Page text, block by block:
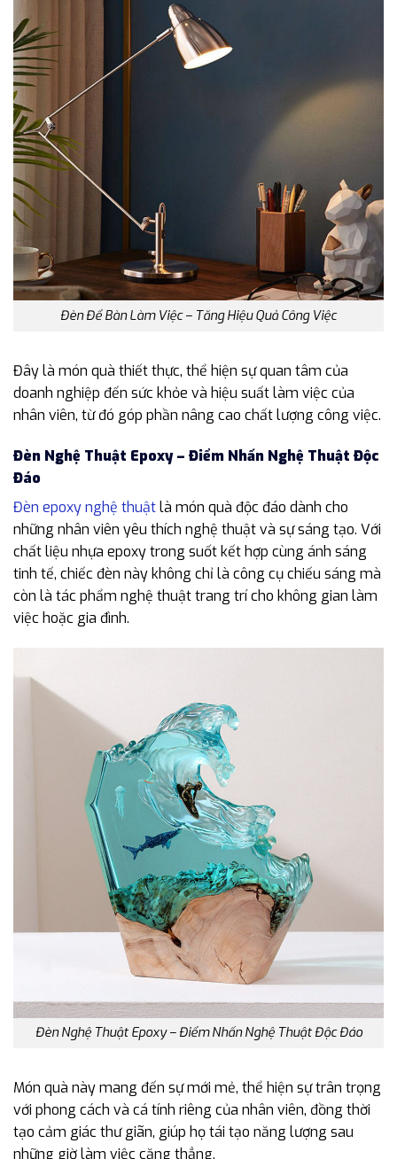
Đèn Để Bàn Làm Việc – Tăng Hiệu Quả Công Việc
Đây là món quà thiết thực, thể hiện sự quan tâm của
doanh nghiệp đến sức khỏe và hiệu suất làm việc của
nhân viên, từ đó góp phần nâng cao chất lượng công việc.
Đèn Nghệ Thuật Epoxy – Điểm Nhấn Nghệ Thuật Độc
Đáo
Đèn epoxy nghệ thuậtlà món quà độc đáo dành cho
những nhân viên yêu thích nghệ thuật và sự sáng tạo. Với
chất liệu nhựa epoxy trong suốt kết hợp cùng ánh sáng
tinh tế, chiếc đèn này không chỉ là công cụ chiếu sáng mà
còn là tác phẩm nghệ thuật trang trí cho không gian làm
việc hoặc gia đình.
Đèn Nghệ Thuật Epoxy – Điểm Nhấn Nghệ Thuật Độc Đáo
Món quà này mang đến sự mới mẻ, thể hiện sự trân trọng
với phong cách và cá tính riêng của nhân viên, đồng thời
tạo cảm giác thư giãn, giúp họ tái tạo năng lượng sau
những giờ làm việc căng thẳng.